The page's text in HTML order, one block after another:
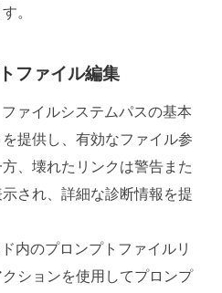
。
ファイル編集
ァイルシステムパスの基本
提供し、有効なファイル参
、壊れたリンクは警告また
され、詳細な診断情報を提
内のプロンプトファイルリ
ションを使用してプロンプ